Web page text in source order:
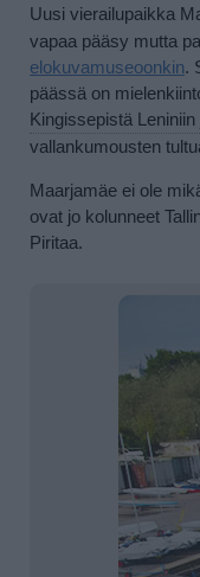
Uusi vierailupaikka
vapaa pääsy mutta
elokuvamuseoonkin.
päässä on
Kingissepistä Leniniin
vallankumousten
Maarjamäe ei ole
ovat jo kolunneet
Piritaa.